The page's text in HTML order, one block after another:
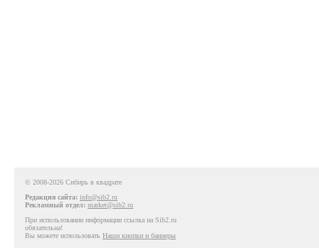
© 2008-2026 Сибирь в квадрате
Редакция сайта: info@sib2.ru
Рекламный отдел: market@sib2.ru
При использовании информации ссылка на Sib2.ru
обязательна!
Вы можете использовать Наши кнопки и баннеры